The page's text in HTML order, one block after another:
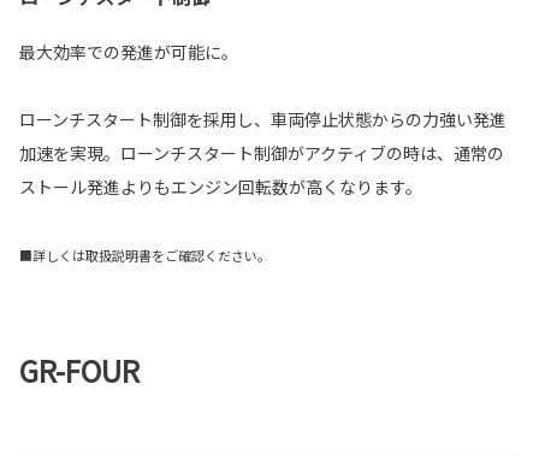
最大効率での発進が可能に。
ローンチスタート制御を採用し、車両停止状態からの力強い発進
加速を実現。ローンチスタート制御がアクティブの時は、通常の
ストール発進よりもエンジン回転数が高くなります。
■詳しくは取扱説明書をご確認ください。
GR-FOUR